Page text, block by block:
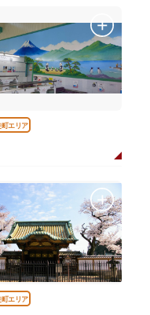
町エリア
エリア